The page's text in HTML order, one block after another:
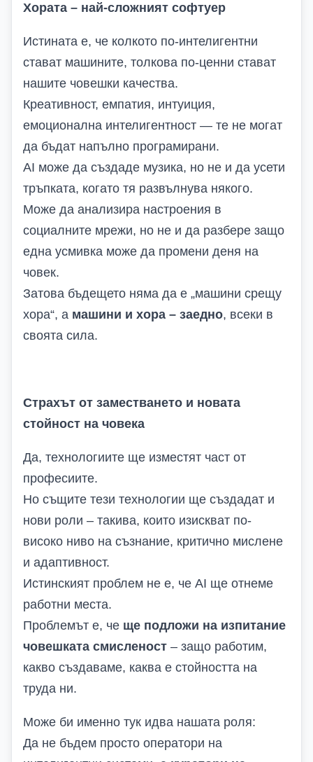
Хората – най-сложният софтуер
Истината е, че колкото по-интелигентни
стават машините, толкова по-ценни стават
нашите човешки качества.
Креативност, емпатия, интуиция,
емоционална интелигентност — те не могат
да бъдат напълно програмирани.
AI може да създаде музика, но не и да усети
тръпката, когато тя развълнува някого.
Може да анализира настроения в
социалните мрежи, но не и да разбере защо
една усмивка може да промени деня на
човек.
Затова бъдещето няма да е „машини срещу
хора“, а машини и хора – заедно, всеки в
своята сила.
Страхът от заместването и новата
стойност на човека
Да, технологиите ще изместят част от
професиите.
Но същите тези технологии ще създадат и
нови роли – такива, които изискват по-
високо ниво на съзнание, критично мислене
и адаптивност.
Истинският проблем не е, че AI ще отнеме
работни места.
Проблемът е, че ще подложи на изпитание
човешката смисленост – защо работим,
какво създаваме, каква е стойността на
труда ни.
Може би именно тук идва нашата роля:
Да не бъдем просто оператори на